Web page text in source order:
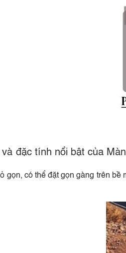
và đặc tính nổi bật của
gọn, có thể đặt gọn gàng trên